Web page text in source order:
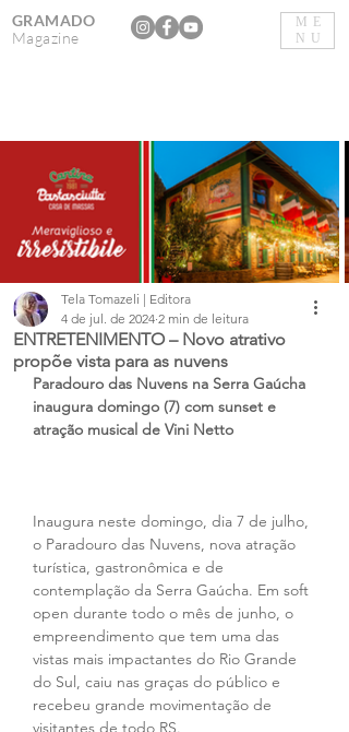
ME
NU
GRAMADO
Magazine
ENTRETENIMENTO – Novo atrativo
propõe vista para as nuvens
Tela Tomazeli | Editora
4 de jul. de 2024 2 min de leitura
Paradouro das Nuvens na Serra Gaúcha
inaugura domingo (7) com sunset e
atração musical de Vini Netto
Inaugura neste domingo, dia 7 de julho,
o Paradouro das Nuvens, nova atração
turística, gastronômica e de
contemplação da Serra Gaúcha. Em soft
open durante todo o mês de junho, o
empreendimento que tem uma das
vistas mais impactantes do Rio Grande
do Sul, caiu nas graças do público e
recebeu grande movimentação de
visitantes de todo RS.